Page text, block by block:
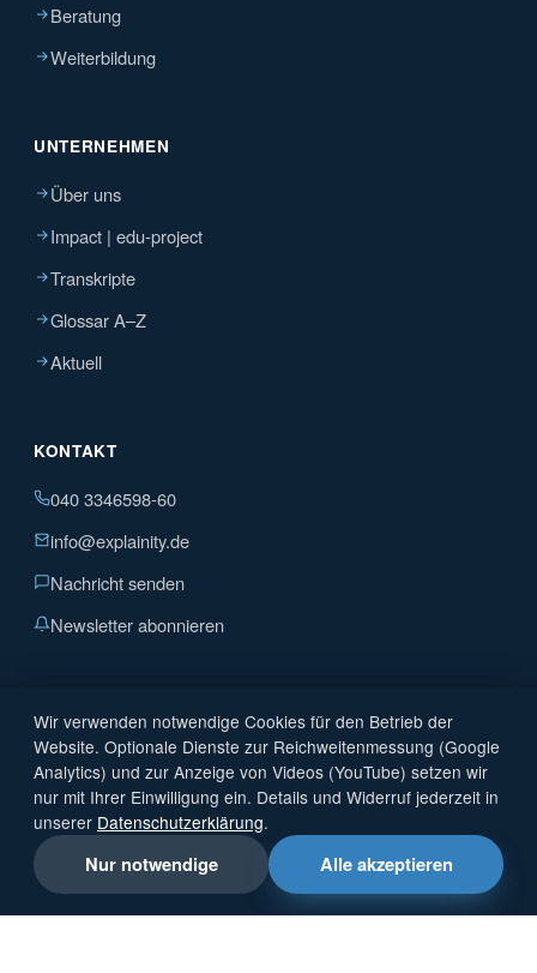
Beratung
Weiterbildung
UNTERNEHMEN
Über uns
Impact | edu-project
Transkripte
Glossar A–Z
Aktuell
KONTAKT
040 3346598-60
info@explainity.de
Nachricht senden
Newsletter abonnieren
Wir verwenden notwendige Cookies für den Betrieb der
Website. Optionale Dienste zur Reichweitenmessung (Google
Analytics) und zur Anzeige von Videos (YouTube) setzen wir
nur mit Ihrer Einwilligung ein. Details und Widerruf jederzeit in
unserer Datenschutzerklärung.
Nur notwendige Alle akzeptieren